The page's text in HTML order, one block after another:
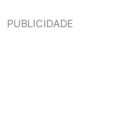
PUBLICIDADE